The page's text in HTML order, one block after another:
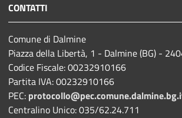
CONTATTI
Comune di Dalmine
Piazza della Libertà, 1 - Dalmine (BG) -
Codice Fiscale: 00232910166
Partita IVA: 00232910166
PEC:
Centralino Unico: 035/62.24.711